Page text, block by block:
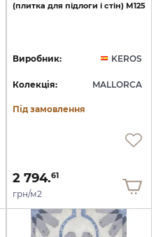
(плитка для підлоги і стін) M125
Виробник: KEROS
Колекція: MALLORCA
Під замовлення
2 794.61
грн/м2